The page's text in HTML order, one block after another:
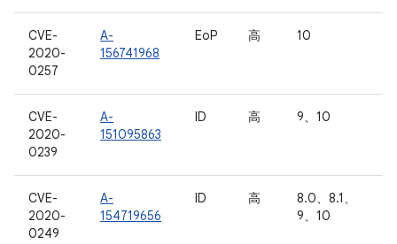
CVE-
2020-
0257
A-
156741968
EoP 高 10
CVE-
2020-
0239
A-
151095863
ID 高 9、10
CVE-
2020-
0249
A-
154719656
ID 高
8.0、8.1、
9、10